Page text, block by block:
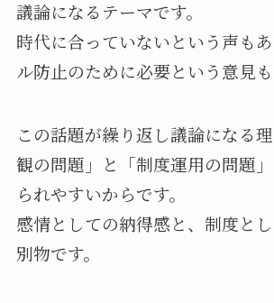
議論になるテーマです。
時代に合っていないという声も
ル防止のために必要という意見も
この話題が繰り返し議論になる
観の問題」と「制度運用の問題
られやすいからです。
感情としての納得感と、制度と
別物です。